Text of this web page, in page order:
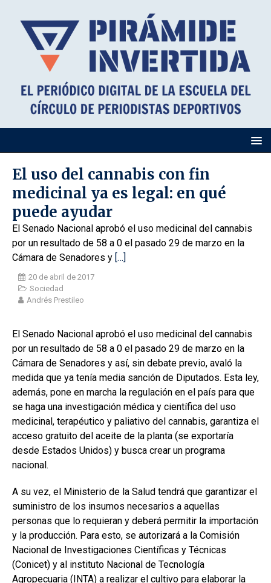
El uso del cannabis con fin
medicinal ya es legal: en qué
puede ayudar
El Senado Nacional aprobó el uso medicinal del cannabis
por un resultado de 58 a 0 el pasado 29 de marzo en la
Cámara de Senadores y […]
20 de abril de 2017
Sociedad
Andrés Prestileo
El Senado Nacional aprobó el uso medicinal del cannabis
por un resultado de 58 a 0 el pasado 29 de marzo en la
Cámara de Senadores y así, sin debate previo, avaló la
medida que ya tenía media sanción de Diputados. Esta ley,
además, pone en marcha la regulación en el país para que
se haga una investigación médica y científica del uso
medicinal, terapéutico y paliativo del cannabis, garantiza el
acceso gratuito del aceite de la planta (se exportaría
desde Estados Unidos) y busca crear un programa
nacional.
A su vez, el Ministerio de la Salud tendrá que garantizar el
suministro de los insumos necesarios a aquellas
personas que lo requieran y deberá permitir la importación
y la producción. Para esto, se autorizará a la Comisión
Nacional de Investigaciones Científicas y Técnicas
(Conicet) y al instituto Nacional de Tecnología
Agropecuaria (INTA) a realizar el cultivo para elaborar la